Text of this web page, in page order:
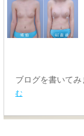
ブログを書いて
む